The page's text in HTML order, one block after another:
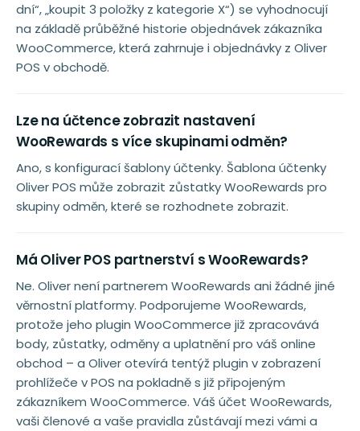
dní“, „koupit 3 položky z kategorie X“) se vyhodnocují
na základě průběžné historie objednávek zákazníka
WooCommerce, která zahrnuje i objednávky z Oliver
POS v obchodě.
Lze na účtence zobrazit nastavení
WooRewards s více skupinami odměn?
Ano, s konfigurací šablony účtenky. Šablona účtenky
Oliver POS může zobrazit zůstatky WooRewards pro
skupiny odměn, které se rozhodnete zobrazit.
Má Oliver POS partnerství s WooRewards?
Ne. Oliver není partnerem WooRewards ani žádné jiné
věrnostní platformy. Podporujeme WooRewards,
protože jeho plugin WooCommerce již zpracovává
body, zůstatky, odměny a uplatnění pro váš online
obchod – a Oliver otevírá tentýž plugin v zobrazení
prohlížeče v POS na pokladně s již připojeným
zákazníkem WooCommerce. Váš účet WooRewards,
vaši členové a vaše pravidla zůstávají mezi vámi a